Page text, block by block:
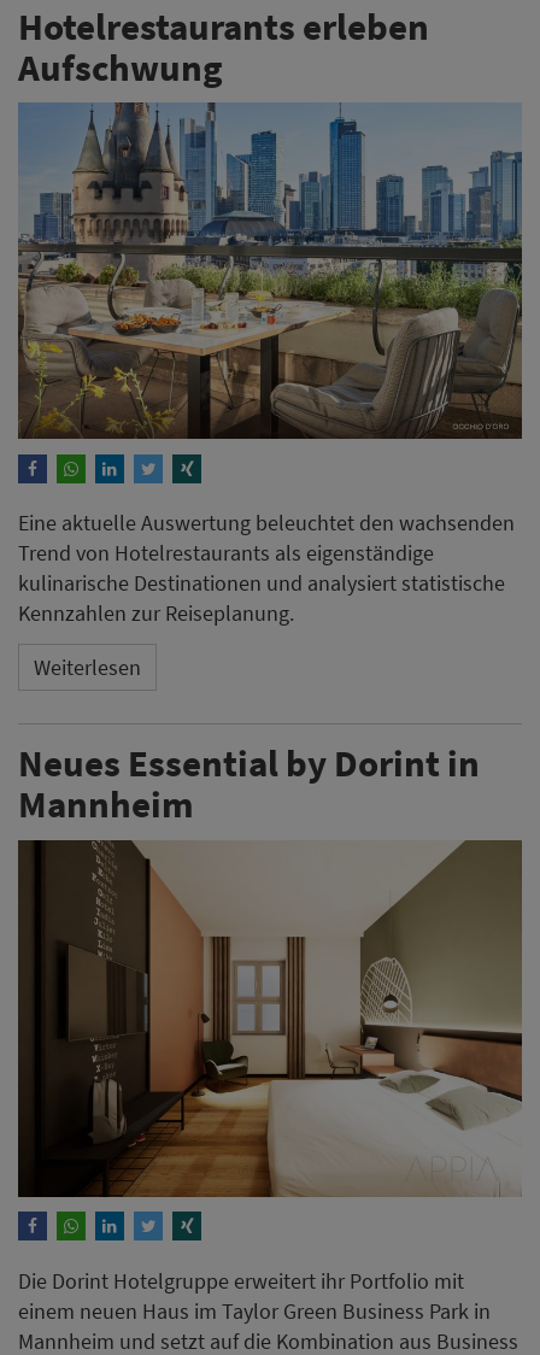
Hotelrestaurants erleben
Aufschwung
Eine aktuelle Auswertung beleuchtet den wachsenden
Trend von Hotelrestaurants als eigenständige
kulinarische Destinationen und analysiert statistische
Kennzahlen zur Reiseplanung.
Weiterlesen
Neues Essential by Dorint in
Mannheim
Die Dorint Hotelgruppe erweitert ihr Portfolio mit
einem neuen Haus im Taylor Green Business Park in
Mannheim und setzt auf die Kombination aus Business